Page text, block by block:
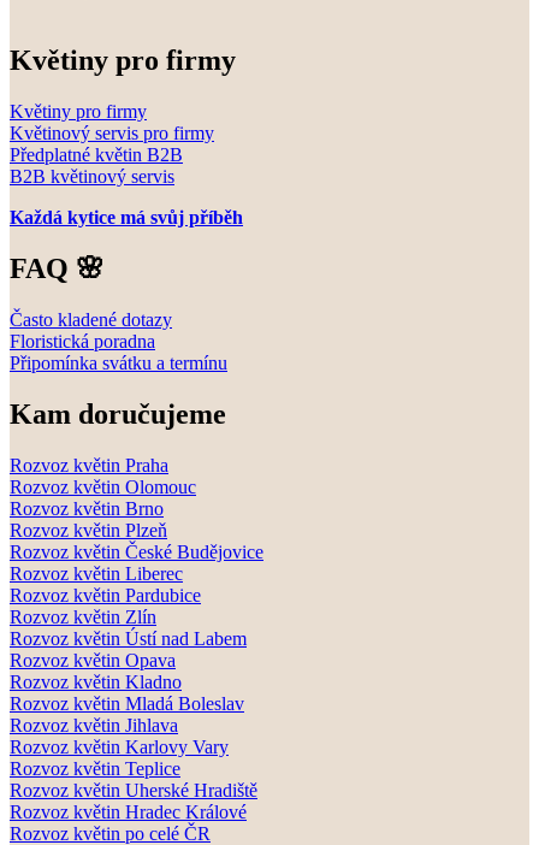
Květiny pro firmy
Květiny pro firmy
Květinový servis pro firmy
Předplatné květin B2B
B2B květinový servis
Každá kytice má svůj příběh
FAQ 🌸
Často kladené dotazy
Floristická poradna
Připomínka svátku a termínu
Kam doručujeme
Rozvoz květin Praha
Rozvoz květin Olomouc
Rozvoz květin Brno
Rozvoz květin Plzeň
Rozvoz květin České Budějovice
Rozvoz květin Liberec
Rozvoz květin Pardubice
Rozvoz květin Zlín
Rozvoz květin Ústí nad Labem
Rozvoz květin Opava
Rozvoz květin Kladno
Rozvoz květin Mladá Boleslav
Rozvoz květin Jihlava
Rozvoz květin Karlovy Vary
Rozvoz květin Teplice
Rozvoz květin Uherské Hradiště
Rozvoz květin Hradec Králové
Rozvoz květin po celé ČR